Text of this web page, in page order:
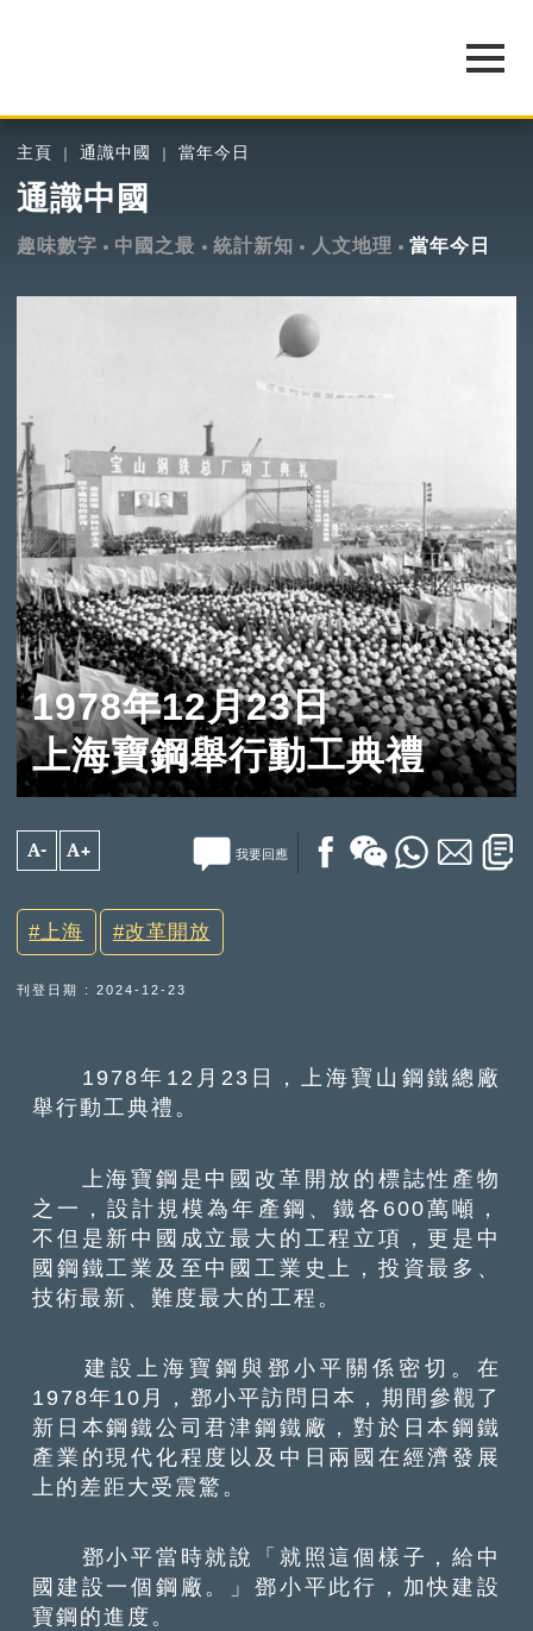
主頁 通識中國 當年今日
通識中國
趣味數字 中國之最 統計新知 人文地理 當年今日
1978年12月23日
上海寶鋼舉行動工典禮
A- A+ 我要回應
上海 改革開放
刊登日期 : 2024-12-23
1978年12月23日，上海寶山鋼鐵總廠
舉行動工典禮。
上海寶鋼是中國改革開放的標誌性產物
之一，設計規模為年產鋼、鐵各600萬噸，
不但是新中國成立最大的工程立項，更是中
國鋼鐵工業及至中國工業史上，投資最多、
技術最新、難度最大的工程。
建設上海寶鋼與鄧小平關係密切。在
1978年10月，鄧小平訪問日本，期間參觀了
新日本鋼鐵公司君津鋼鐵廠，對於日本鋼鐵
產業的現代化程度以及中日兩國在經濟發展
上的差距大受震驚。
鄧小平當時就說「就照這個樣子，給中
國建設一個鋼廠。」鄧小平此行，加快建設
寶鋼的進度。